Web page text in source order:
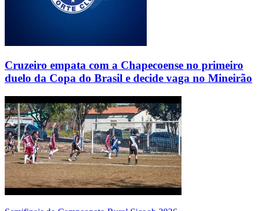
Cruzeiro empata com a Chapecoense no primeiro
duelo da Copa do Brasil e decide vaga no Mineirão